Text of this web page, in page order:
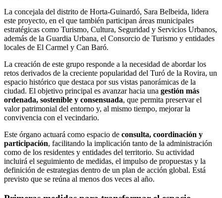
La concejala del distrito de Horta-Guinardó, Sara Belbeida, lidera
este proyecto, en el que también participan áreas municipales
estratégicas como Turismo, Cultura, Seguridad y Servicios Urbanos,
además de la Guardia Urbana, el Consorcio de Turismo y entidades
locales de El Carmel y Can Baró.
La creación de este grupo responde a la necesidad de abordar los
retos derivados de la creciente popularidad del Turó de la Rovira, un
espacio histórico que destaca por sus vistas panorámicas de la
ciudad. El objetivo principal es avanzar hacia una gestión más
ordenada, sostenible y consensuada, que permita preservar el
valor patrimonial del entorno y, al mismo tiempo, mejorar la
convivencia con el vecindario.
Este órgano actuará como espacio de consulta, coordinación y
participación, facilitando la implicación tanto de la administración
como de los residentes y entidades del territorio. Su actividad
incluirá el seguimiento de medidas, el impulso de propuestas y la
definición de estrategias dentro de un plan de acción global. Está
previsto que se reúna al menos dos veces al año.